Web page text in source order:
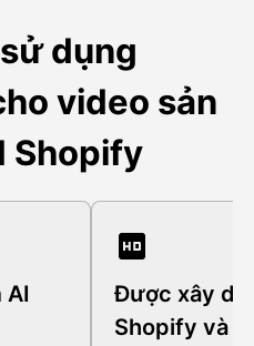
dụng
video sản
Shopify
AI
Được xây
Shopify và